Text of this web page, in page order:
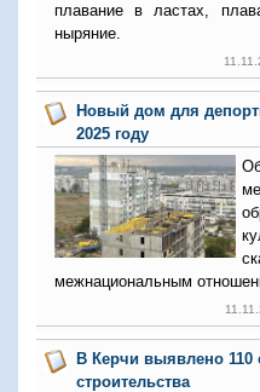
плавание в ластах,
ныряние.
Новый дом для
2025 году
межнациональным
В Керчи выявлено 110
строительства